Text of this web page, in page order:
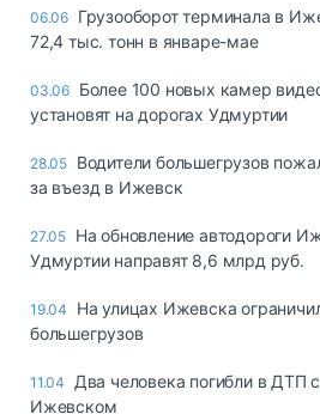
06.06 Грузооборот терминала в
72,4 тыс. тонн в январе-мае
03.06 Более 100 новых камер
установят на дорогах Удмуртии
28.05 Водители большегрузов
за въезд в Ижевск
27.05 На обновление автодороги
Удмуртии направят 8,6 млрд руб.
19.04
На улицах Ижевска
большегрузов
11.04
Два человека погибли в ДТП
Ижевском